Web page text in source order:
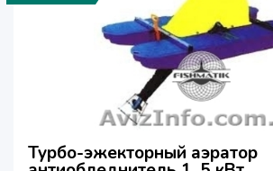
Турбо-эжекторный аэратор